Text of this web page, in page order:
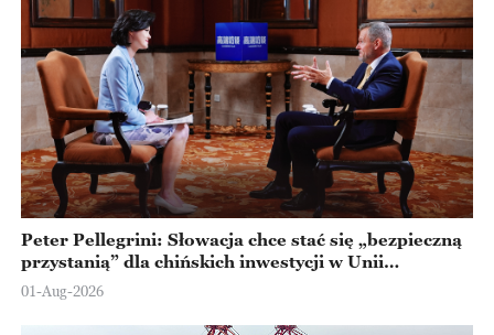
Peter Pellegrini: Słowacja chce stać się „bezpieczną
przystanią” dla chińskich inwestycji w Unii
Europejskiej
01-Aug-2026